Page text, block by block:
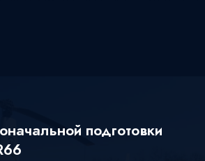
подготовки